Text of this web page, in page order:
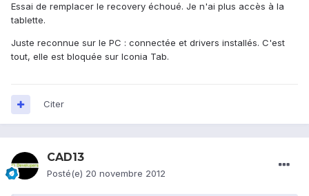
Essai de remplacer le recovery échoué. Je n'ai plus accès à la
tablette.
Juste reconnue sur le PC : connectée et drivers installés. C'est
tout, elle est bloquée sur Iconia Tab.
Citer
CAD13
Posté(e) 20 novembre 2012